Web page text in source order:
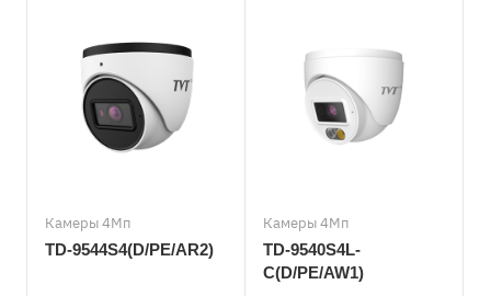
Камеры 4Мп
TD-9544S4(D/PE/AR2)
Камеры 4Мп
TD-9540S4L-
C(D/PE/AW1)